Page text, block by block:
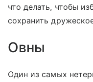
что делать, чтобы
сохранить
Овны
Один из самых